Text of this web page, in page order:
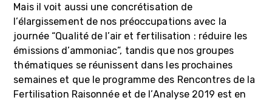
Mais il voit aussi une concrétisation de
l’élargissement de nos préoccupations avec la
journée “Qualité de l’air et fertilisation : réduire les
émissions d’ammoniac”, tandis que nos groupes
thématiques se réunissent dans les prochaines
semaines et que le programme des Rencontres de la
Fertilisation Raisonnée et de l’Analyse 2019 est en